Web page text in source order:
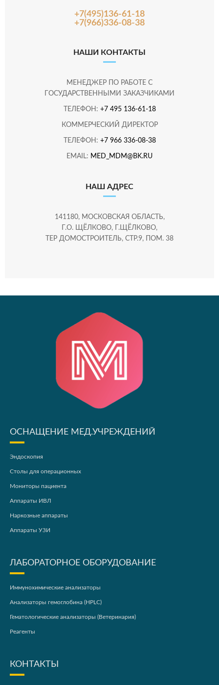
+7(495)136-61-18
+7(966)336-08-38
НАШИ КОНТАКТЫ
МЕНЕДЖЕР ПО РАБОТЕ С
ГОСУДАРСТВЕННЫМИ ЗАКАЗЧИКАМИ
ТЕЛЕФОН: +7 495 136-61-18
КОММЕРЧЕСКИЙ ДИРЕКТОР
ТЕЛЕФОН: +7 966 336-08-38
EMAIL: MED_MDM@BK.RU
НАШ АДРЕС
141180, МОСКОВСКАЯ ОБЛАСТЬ,
Г.О. ЩЁЛКОВО, Г.ЩЁЛКОВО,
ТЕР ДОМОСТРОИТЕЛЬ, СТР.9, ПОМ. 38
ОСНАЩЕНИЕ МЕД.УЧРЕЖДЕНИЙ
Эндоскопия
Столы для операционных
Мониторы пациента
Аппараты ИВЛ
Наркозные аппараты
Аппараты УЗИ
ЛАБОРАТОРНОЕ ОБОРУДОВАНИЕ
Иммунохимические анализаторы
Анализаторы гемоглобина (HPLC)
Гематологические анализаторы (Ветеринария)
Реагенты
КОНТАКТЫ